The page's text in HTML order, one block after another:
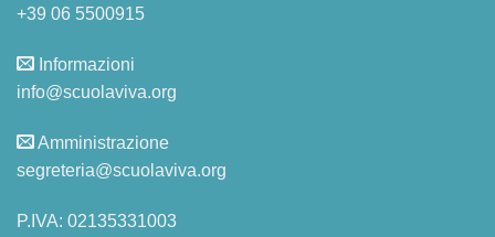
+39 06 5500915
Informazioni
info@scuolaviva.org
Amministrazione
segreteria@scuolaviva.org
P.IVA: 02135331003